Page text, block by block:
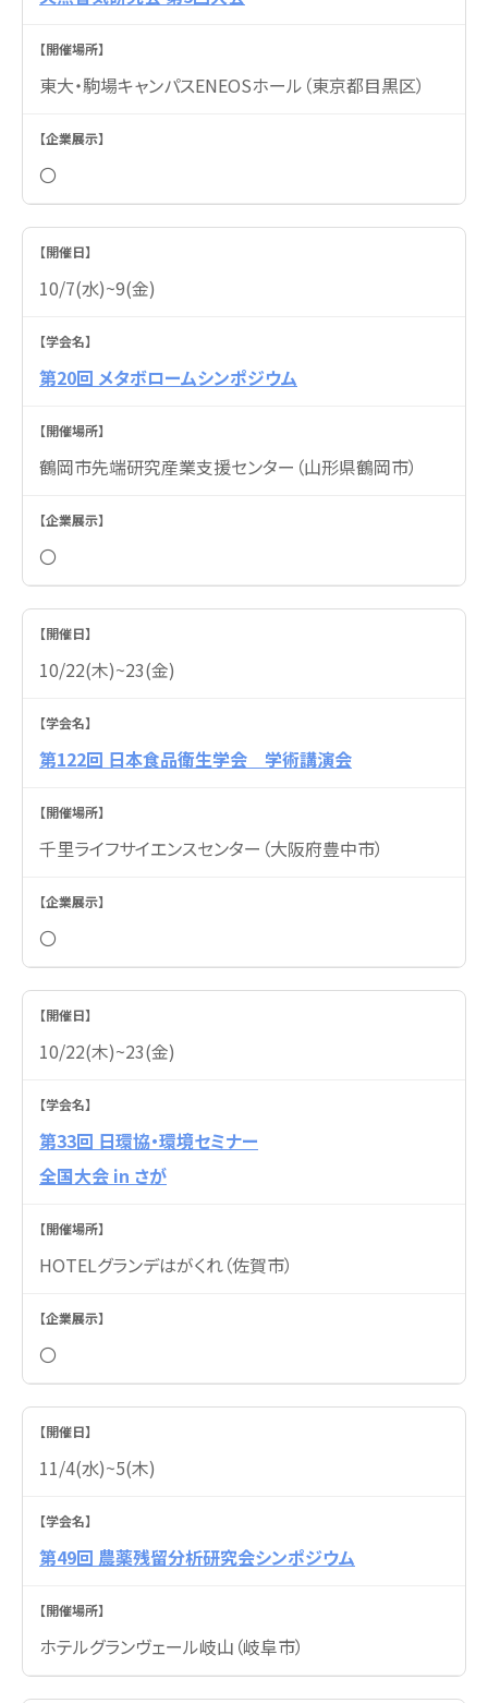
東大・駒場キャンパスENEOSホール（東京都目黒区）
〇
10/7(水)~9(金)
第20回 メタボロームシンポジウム
鶴岡市先端研究産業支援センター（山形県鶴岡市）
〇
10/22(木)~23(金)
第122回 日本食品衛生学会 学術講演会
千里ライフサイエンスセンター（大阪府豊中市）
〇
10/22(木)~23(金)
第33回 日環協・環境セミナー
全国大会 in さが
HOTELグランデはがくれ（佐賀市）
〇
11/4(水)~5(木)
第49回 農薬残留分析研究会シンポジウム
ホテルグランヴェール岐山（岐阜市）